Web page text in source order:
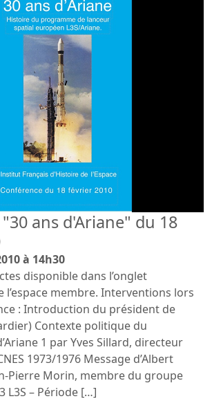
ans d'Ariane" du 18
à 14h30
disponible dans l’onglet
l’espace membre. Interventions lors
: Introduction du président de
Contexte politique du
1 par Yves Sillard, directeur
1973/1976 Message d’Albert
Pierre Morin, membre du groupe
L3S – Période […]